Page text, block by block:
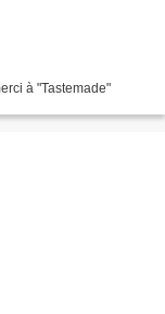
à "Tastemade"